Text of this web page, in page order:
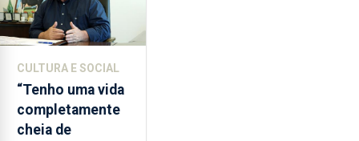
CULTURA E SOCIAL
“Tenho uma vida
completamente
cheia de